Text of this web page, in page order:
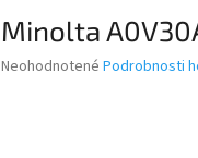
Minolta
Priemerné
Neohodnotené Podrobnosti